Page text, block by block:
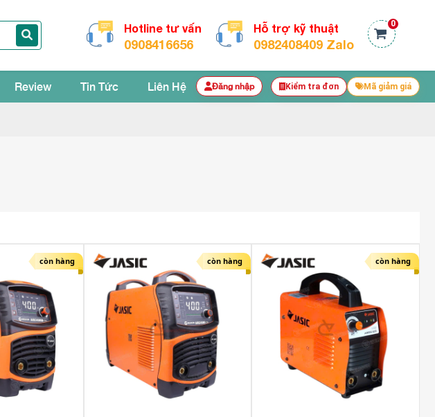
Hotline tư vấn
0908416656
Hỗ trợ kỹ thuật
0982408409 Zalo
0
Review Tin Tức Liên Hệ Đăng nhập Kiểm tra đơn Mã giảm giá
còn hàng còn hàng còn hàng